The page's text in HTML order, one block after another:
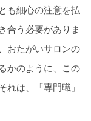
も細心の注意を払
合う必要がありま
おたがいサロンの
かのように、この
れは、「専門職」